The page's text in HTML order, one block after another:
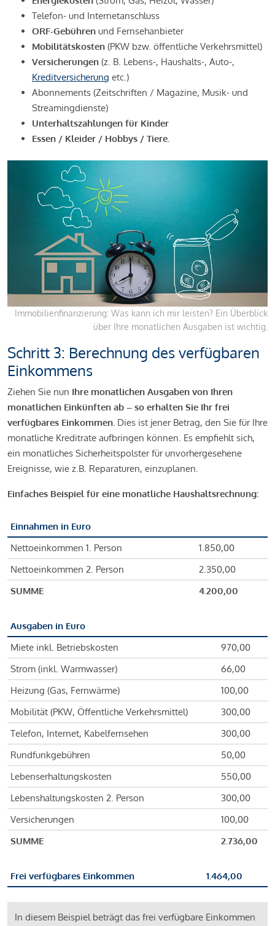
Telefon- und Internetanschluss
ORF-Gebühren und Fernsehanbieter
Mobilitätskosten (PKW bzw. öffentliche Verkehrsmittel)
Versicherungen (z. B. Lebens-, Haushalts-, Auto-,
Kreditversicherung etc.)
Abonnements (Zeitschriften / Magazine, Musik- und
Streamingdienste)
Unterhaltszahlungen für Kinder
Essen / Kleider / Hobbys / Tiere.
Immobilienfinanzierung: Was kann ich mir leisten? Ein Überblick
über Ihre monatlichen Ausgaben ist wichtig.
Schritt 3: Berechnung des verfügbaren
Einkommens
Ziehen Sie nun Ihre monatlichen Ausgaben von Ihren
monatlichen Einkünften ab – so erhalten Sie Ihr frei
verfügbares Einkommen. Dies ist jener Betrag, den Sie für Ihre
monatliche Kreditrate aufbringen können. Es empfiehlt sich,
ein monatliches Sicherheitspolster für unvorhergesehene
Ereignisse, wie z.B. Reparaturen, einzuplanen.
Einfaches Beispiel für eine monatliche Haushaltsrechnung:
Einnahmen in Euro
Nettoeinkommen 1. Person
1.850,00
Nettoeinkommen 2. Person
2.350,00
SUMME
4.200,00
Ausgaben in Euro
Miete inkl. Betriebskosten
970,00
Strom (inkl. Warmwasser)
66,00
Heizung (Gas, Fernwärme)
100,00
Mobilität (PKW, Öffentliche Verkehrsmittel)
300,00
Telefon, Internet, Kabelfernsehen
300,00
Rundfunkgebühren
50,00
Lebenserhaltungskosten
550,00
Lebenshaltungskosten 2. Person
300,00
Versicherungen
100,00
SUMME
2.736,00
Frei verfügbares Einkommen 1.464,00
In diesem Beispiel beträgt das frei verfügbare Einkommen